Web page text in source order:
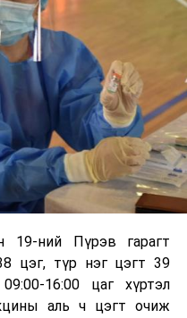
ний Пүрэв гарагт
цэг, түр нэг цэгт 39
16:00 цаг хүртэл
аль ч цэгт очиж